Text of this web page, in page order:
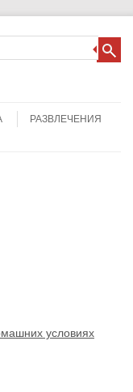
РАЗВЛЕЧЕНИЯ
условиях